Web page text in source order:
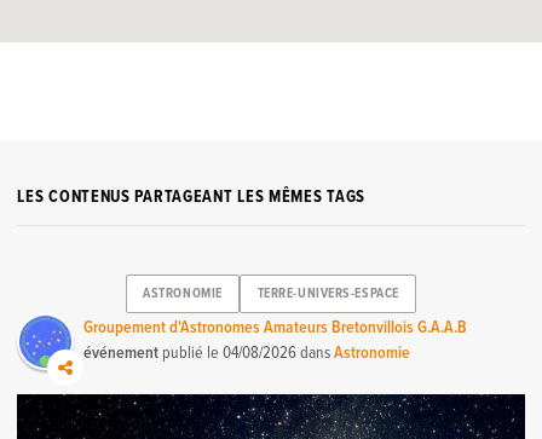
LES CONTENUS PARTAGEANT LES MÊMES TAGS
ASTRONOMIE TERRE-UNIVERS-ESPACE
Groupement d'Astronomes Amateurs Bretonvillois G.A.A.B
événement publié le04/08/2026dansAstronomie